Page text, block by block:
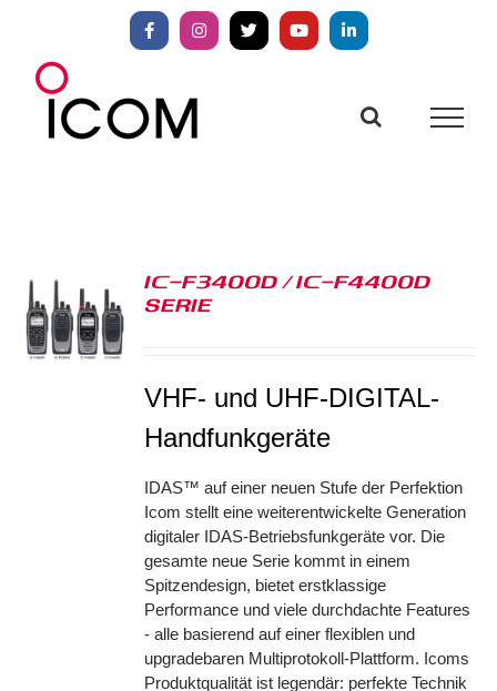
springen
FacebookInstagram
X YouTubeLinkedIn
IC-F3400D / IC-F4400D
SERIE
VHF- und UHF-DIGITAL-
Handfunkgeräte
IDAS™ auf einer neuen Stufe der Perfektion
Icom stellt eine weiterentwickelte Generation
digitaler IDAS-Betriebsfunkgeräte vor. Die
gesamte neue Serie kommt in einem
Spitzendesign, bietet erstklassige
Performance und viele durchdachte Features
- alle basierend auf einer flexiblen und
upgradebaren Multiprotokoll-Plattform. Icoms
Produktqualität ist legendär: perfekte Technik